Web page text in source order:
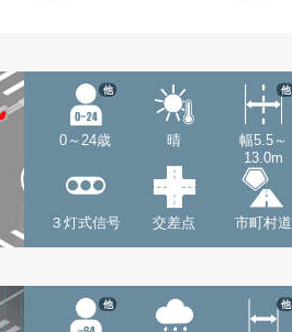
0～24歳
他
晴
幅5.5～
13.0m
他
３灯式信号 交差点 市町村道
他 他